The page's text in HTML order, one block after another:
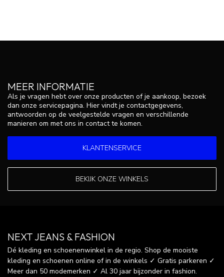
MEER INFORMATIE
Als je vragen hebt over onze producten of je aankoop, bezoek
dan onze servicepagina. Hier vindt je contactgegevens,
antwoorden op de veelgestelde vragen en verschillende
manieren om met ons in contact te komen.
KLANTENSERVICE
BEKIJK ONZE WINKELS
NEXT JEANS & FASHION
Dé kleding en schoenenwinkel in de regio. Shop de mooiste
kleding en schoenen online of in de winkels ✓ Gratis parkeren ✓
Meer dan 50 modemerken ✓ Al 30 jaar bijzonder in fashion.